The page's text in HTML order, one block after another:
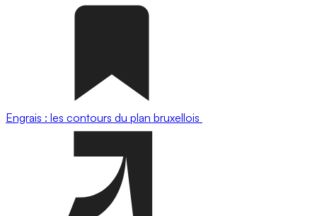
Engrais : les contours du plan bruxellois